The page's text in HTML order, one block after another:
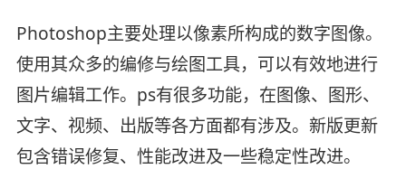
Photoshop主要处理以像素所构成的数字图像。
使用其众多的编修与绘图工具，可以有效地进行
图片编辑工作。ps有很多功能，在图像、图形、
文字、视频、出版等各方面都有涉及。新版更新
包含错误修复、性能改进及一些稳定性改进。